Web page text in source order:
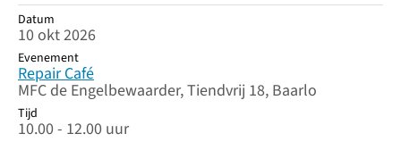
Datum
10 okt 2026
Evenement
Repair Café
MFC de Engelbewaarder, Tiendvrij 18, Baarlo
Tijd
10.00 - 12.00 uur